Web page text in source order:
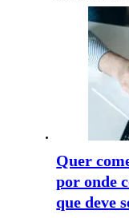
Quer
por onde
que deve